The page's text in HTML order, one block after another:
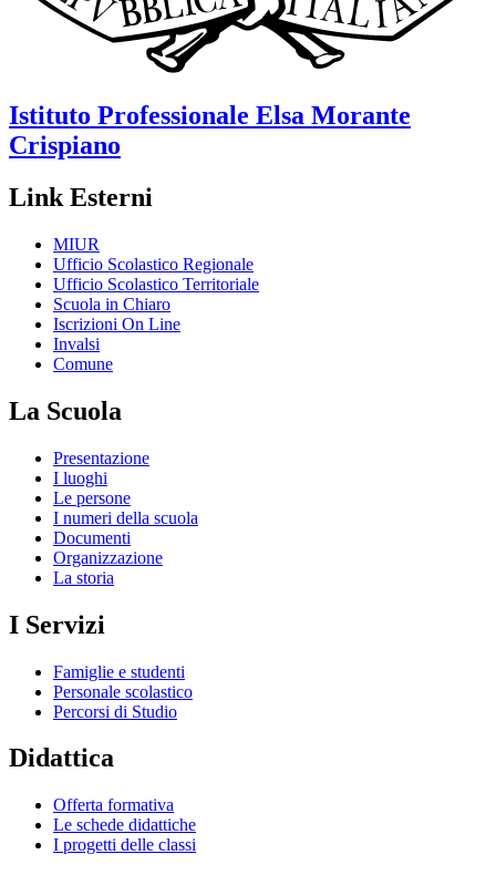
Istituto Professionale Elsa Morante
Crispiano
Link Esterni
MIUR
Ufficio Scolastico Regionale
Ufficio Scolastico Territoriale
Scuola in Chiaro
Iscrizioni On Line
Invalsi
Comune
La Scuola
Presentazione
I luoghi
Le persone
I numeri della scuola
Documenti
Organizzazione
La storia
I Servizi
Famiglie e studenti
Personale scolastico
Percorsi di Studio
Didattica
Offerta formativa
Le schede didattiche
I progetti delle classi